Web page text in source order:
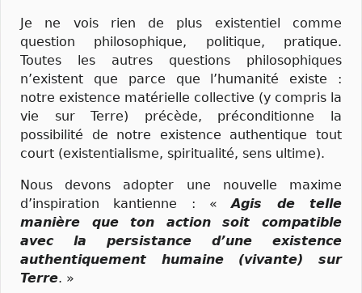
Je ne vois rien de plus existentiel comme
question philosophique, politique, pratique.
Toutes les autres questions philosophiques
n’existent que parce que l’humanité existe :
notre existence matérielle collective (y compris la
vie sur Terre) précède, préconditionne la
possibilité de notre existence authentique tout
court (existentialisme, spiritualité, sens ultime).
Nous devons adopter une nouvelle maxime
d’inspiration kantienne : «Agis de telle
manière que ton action soit compatible
avec la persistance d’une existence
authentiquement humaine (vivante) sur
Terre. »